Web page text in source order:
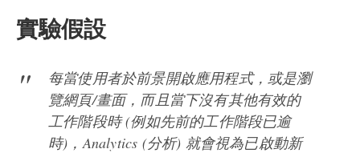
實驗假設
每當使用者於前景開啟應用程式，或是瀏
覽網頁/畫面，而且當下沒有其他有效的
工作階段時 (例如先前的工作階段已逾
時)，Analytics (分析) 就會視為已啟動新